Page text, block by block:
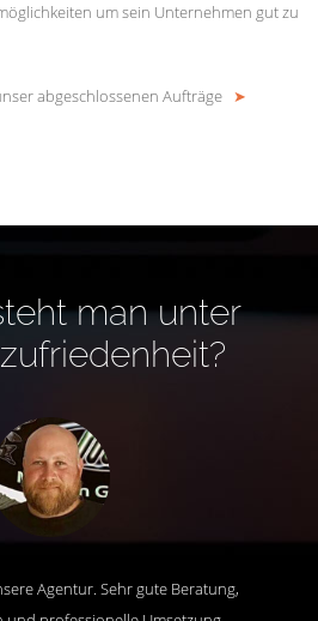
um sein Unternehmen gut zu
abgeschlossenen Aufträge ➤
man unter
Agentur. Sehr gute Beratung,